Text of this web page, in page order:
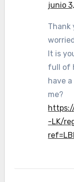
junio
Thank
It is
full of
have
me?
-LK/